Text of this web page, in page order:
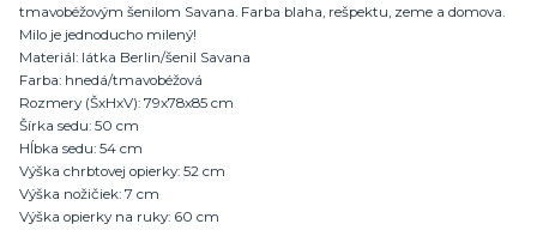
tmavobéžovým šenilom Savana. Farba blaha, rešpektu, zeme a domova.
Milo je jednoducho milený!
Materiál: látka Berlin/šenil Savana
Farba: hnedá/tmavobéžová
Rozmery (ŠxHxV): 79x78x85 cm
Šírka sedu: 50 cm
Hĺbka sedu: 54 cm
Výška chrbtovej opierky: 52 cm
Výška nožičiek: 7 cm
Výška opierky na ruky: 60 cm